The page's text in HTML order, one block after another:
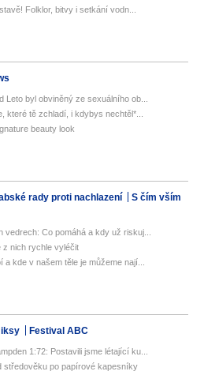
Folklor, bitvy i setkání vodn...
byl obviněný ze sexuálního ob...
které tě zchladí, i kdybys nechtěl*...
beauty look
rady proti nachlazení
S čím vším
Co pomáhá a kdy už riskuj...
z nich rychle vyléčit
kde v našem těle je můžeme nají...
Festival ABC
1:72: Postavili jsme létající ku...
středověku po papírové kapesníky